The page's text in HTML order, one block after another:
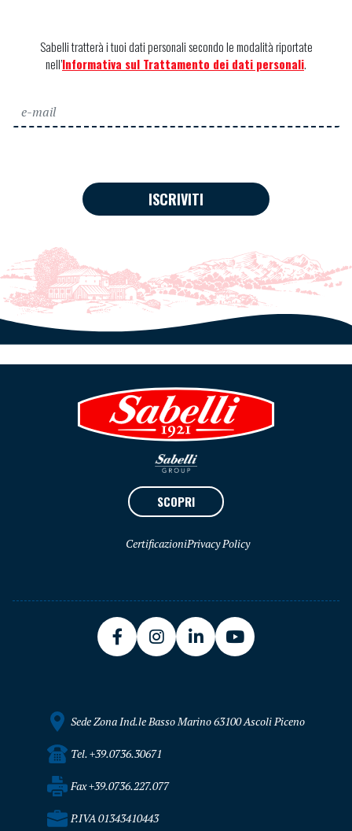
Sabelli tratterà i tuoi dati personali secondo le modalità riportate
nell’Informativa sul Trattamento dei dati personali.
ISCRIVITI
SCOPRI
CertificazioniPrivacy Policy
Sede Zona Ind.le Basso Marino 63100 Ascoli Piceno
Tel. +39.0736.30671
Fax +39.0736.227.077
P.IVA 01343410443